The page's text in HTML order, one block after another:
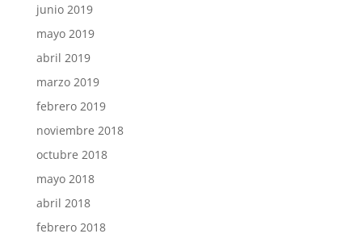
junio 2019
mayo 2019
abril 2019
marzo 2019
febrero 2019
noviembre 2018
octubre 2018
mayo 2018
abril 2018
febrero 2018